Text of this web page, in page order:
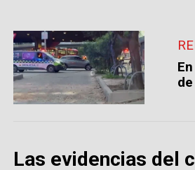
Las evidencias del